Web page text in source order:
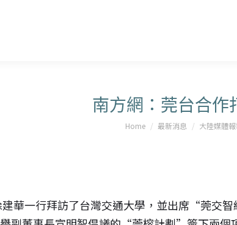
南方網：莞台合作
You are here:
Home 最新消息 大陸媒體
建華一行拜訪了台灣交通大學，並出席“莞